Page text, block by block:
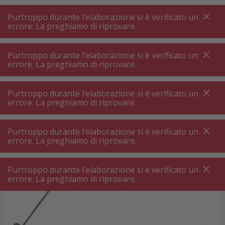
A +++
A+++
A +++
A+++
MyPost
MyPost
MENU RICERCA
Homepage Pulizia ⋅ Pulizia domestica
Pulizia ⋅ Pulizia domestica
Nella vita moderna, gli elettrodomestici e gli
sono assistenti essenziali
per svolgere le faccende domestiche facilmente e
senza stress. Irobot aspirapolvere, lestazioni di
stiraturao lemacchine da cucireoffrono
tecnologie innovative che rendono le pulizie più
facili e persino piacevoli. Su nettoshop.ch, puoi
acquistare i tuoi nuovi elettrodomestici a prezzi
Detergente
Purtroppo durante l’elaborazione si è verificato un
errore. La preghiamo di riprovare.
Purtroppo durante l’elaborazione si è verificato un
errore. La preghiamo di riprovare.
Purtroppo durante l’elaborazione si è verificato un
errore. La preghiamo di riprovare.
Purtroppo durante l’elaborazione si è verificato un
errore. La preghiamo di riprovare.
Purtroppo durante l’elaborazione si è verificato un
errore. La preghiamo di riprovare.